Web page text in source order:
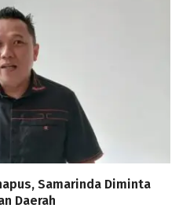
Samarinda Diminta
Daerah